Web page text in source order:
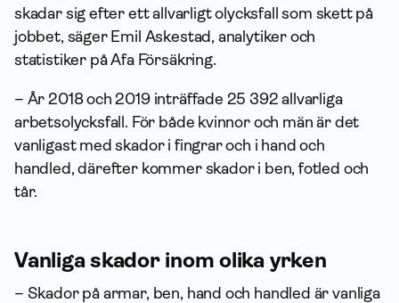
skadar sig efter ett allvarligt olycksfall som skett på
jobbet, säger Emil Askestad, analytiker och
statistiker på Afa Försäkring.
– År 2018 och 2019 inträffade 25 392 allvarliga
arbetsolycksfall. För både kvinnor och män är det
vanligast med skador i fingrar och i hand och
handled, därefter kommer skador i ben, fotled och
tår.
Vanliga skador inom olika yrken
– Skador på armar, ben, hand och handled är vanliga